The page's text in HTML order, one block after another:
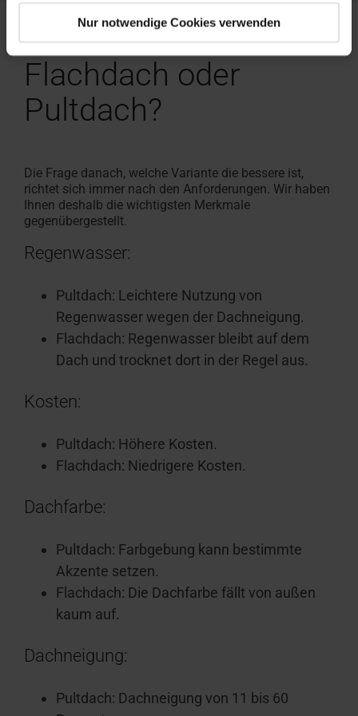
Nur notwendige Cookies verwenden
Was ist besser:
Flachdach oder
Pultdach?
Die Frage danach, welche Variante die bessere ist,
richtet sich immer nach den Anforderungen. Wir haben
Ihnen deshalb die wichtigsten Merkmale
gegenübergestellt.
Regenwasser:
Pultdach: Leichtere Nutzung von
Regenwasser wegen der Dachneigung.
Flachdach: Regenwasser bleibt auf dem
Dach und trocknet dort in der Regel aus.
Kosten:
Pultdach: Höhere Kosten.
Flachdach: Niedrigere Kosten.
Dachfarbe:
Pultdach: Farbgebung kann bestimmte
Akzente setzen.
Flachdach: Die Dachfarbe fällt von außen
kaum auf.
Dachneigung:
Pultdach: Dachneigung von 11 bis 60